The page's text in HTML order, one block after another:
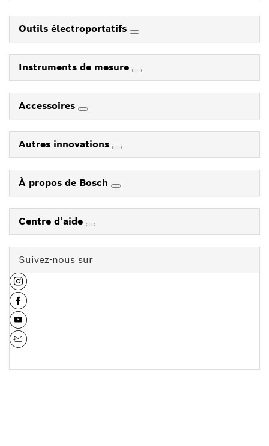
Outils électroportatifs
Instruments de mesure
Accessoires
Autres innovations
À propos de Bosch
Centre d’aide
Suivez-nous sur